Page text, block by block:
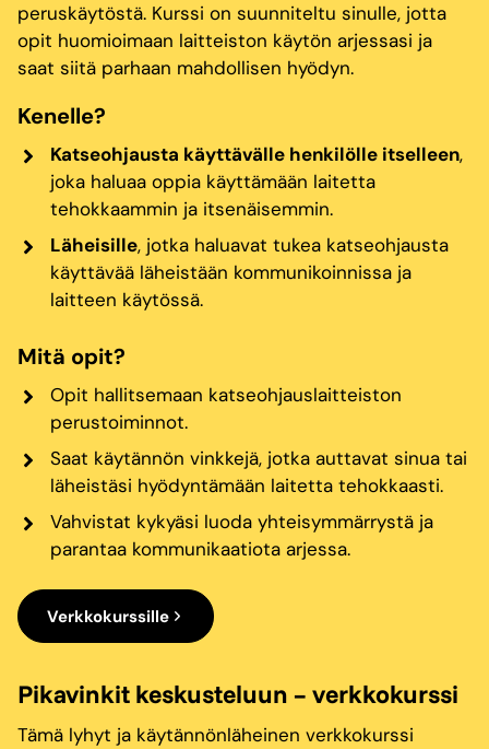
peruskäytöstä. Kurssi on suunniteltu sinulle, jotta
opit huomioimaan laitteiston käytön arjessasi ja
saat siitä parhaan mahdollisen hyödyn.
Kenelle?
Katseohjausta käyttävälle henkilölle itselleen,
joka haluaa oppia käyttämään laitetta
tehokkaammin ja itsenäisemmin.
Läheisille, jotka haluavat tukea katseohjausta
käyttävää läheistään kommunikoinnissa ja
laitteen käytössä.
Mitä opit?
Opit hallitsemaan katseohjauslaitteiston
perustoiminnot.
Saat käytännön vinkkejä, jotka auttavat sinua tai
läheistäsi hyödyntämään laitetta tehokkaasti.
Vahvistat kykyäsi luoda yhteisymmärrystä ja
parantaa kommunikaatiota arjessa.
Verkkokurssille
Pikavinkit keskusteluun – verkkokurssi
Tämä lyhyt ja käytännönläheinen verkkokurssi